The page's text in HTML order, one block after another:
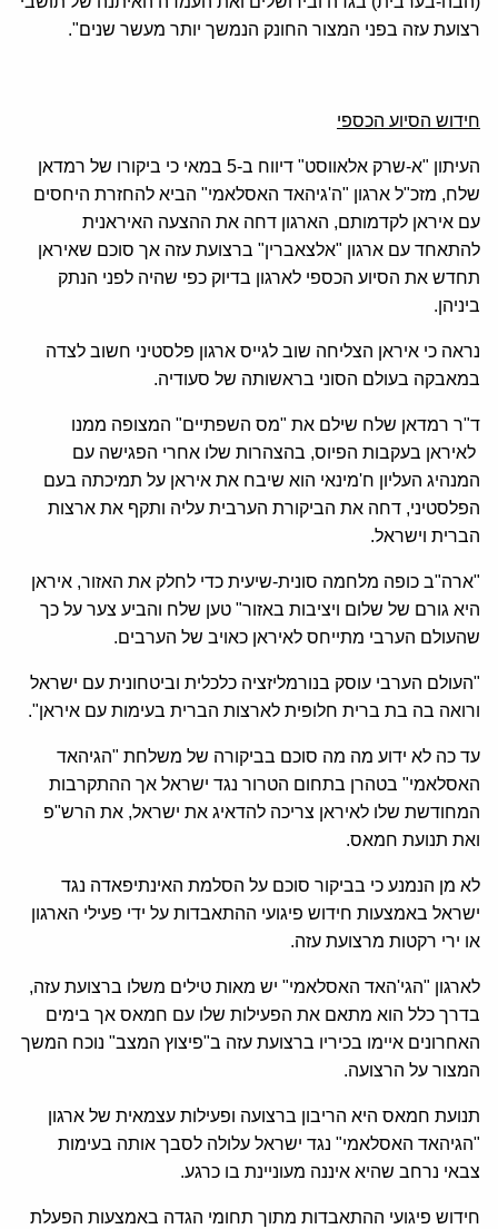
רצועת עזה בפני המצור החונק הנמשך יותר מעשר שנים".
חידוש הסיוע הכספי
העיתון "א-שרק אלאווסט" דיווח ב-5 במאי כי ביקורו של רמדאן
שלח, מזכ"ל ארגון "ה'גיהאד האסלאמי" הביא להחזרת היחסים
עם איראן לקדמותם, הארגון דחה את ההצעה האיראנית
להתאחד עם ארגון "אלצאברין" ברצועת עזה אך סוכם שאיראן
תחדש את הסיוע הכספי לארגון בדיוק כפי שהיה לפני הנתק
ביניהן.
נראה כי איראן הצליחה שוב לגייס ארגון פלסטיני חשוב לצדה
במאבקה בעולם הסוני בראשותה של סעודיה.
ד"ר רמדאן שלח שילם את "מס השפתיים" המצופה ממנו
לאיראן בעקבות הפיוס, בהצהרות שלו אחרי הפגישה עם
המנהיג העליון ח'מינאי הוא שיבח את איראן על תמיכתה בעם
הפלסטיני, דחה את הביקורת הערבית עליה ותקף את ארצות
הברית וישראל.
"ארה"ב כופה מלחמה סונית-שיעית כדי לחלק את האזור, איראן
היא גורם של שלום ויציבות באזור" טען שלח והביע צער על כך
שהעולם הערבי מתייחס לאיראן כאויב של הערבים.
"העולם הערבי עוסק בנורמליזציה כלכלית וביטחונית עם ישראל
ורואה בה בת ברית חלופית לארצות הברית בעימות עם איראן".
עד כה לא ידוע מה מה סוכם בביקורה של משלחת "הגיהאד
האסלאמי" בטהרן בתחום הטרור נגד ישראל אך ההתקרבות
המחודשת שלו לאיראן צריכה להדאיג את ישראל, את הרש"פ
ואת תנועת חמאס.
לא מן הנמנע כי בביקור סוכם על הסלמת האינתיפאדה נגד
ישראל באמצעות חידוש פיגועי ההתאבדות על ידי פעילי הארגון
או ירי רקטות מרצועת עזה.
לארגון "הגי'האד האסלאמי" יש מאות טילים משלו ברצועת עזה,
בדרך כלל הוא מתאם את הפעילות שלו עם חמאס אך בימים
האחרונים איימו בכיריו ברצועת עזה ב"פיצוץ המצב" נוכח המשך
המצור על הרצועה.
תנועת חמאס היא הריבון ברצועה ופעילות עצמאית של ארגון
"הגיהאד האסלאמי" נגד ישראל עלולה לסבך אותה בעימות
צבאי נרחב שהיא איננה מעוניינת בו כרגע.
חידוש פיגועי ההתאבדות מתוך תחומי הגדה באמצעות הפעלת